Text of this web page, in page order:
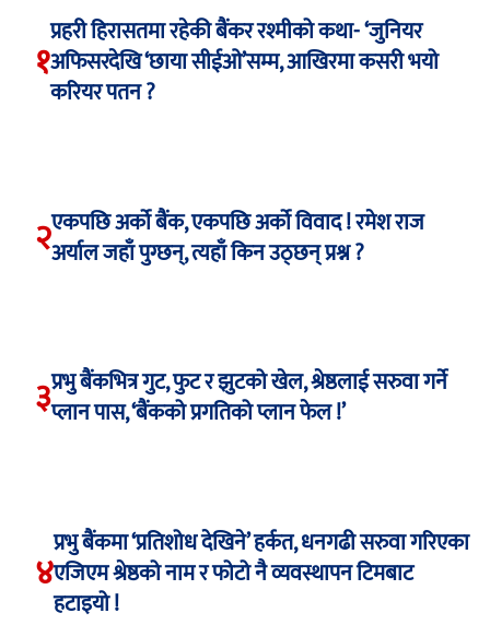
१
प्रहरी हिरासतमा रहेकी बैंकर रश्मीको कथा- ‘जुनियर
अफिसरदेखि ‘छाया सीईओ’सम्म, आखिरमा कसरी भयो
करियर पतन ?
२एकपछि अर्को बैंक, एकपछि अर्को विवाद ! रमेश राज
अर्याल जहाँ पुग्छन्, त्यहाँ किन उठ्छन् प्रश्न ?
३प्रभु बैंकभित्र गुट, फुट र झुटको खेल, श्रेष्ठलाई सरुवा गर्ने
प्लान पास, ‘बैंकको प्रगतिको प्लान फेल !’
४
प्रभु बैंकमा ‘प्रतिशोध देखिने’ हर्कत, धनगढी सरुवा गरिएका
एजिएम श्रेष्ठको नाम र फोटो नै व्यवस्थापन टिमबाट
हटाइयो !